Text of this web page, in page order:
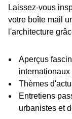
Laissez-vous
votre boîte mail
l'architecture
Aperçus
internationaux
Thèmes
Entretiens
urbanistes et